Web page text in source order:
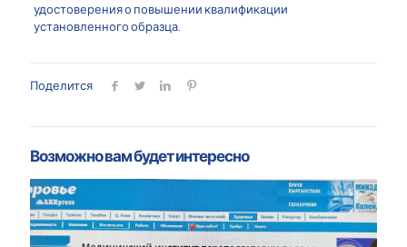
удостоверения о повышении квалификации
установленного образца.
Поделится
Возможно вам будет интересно